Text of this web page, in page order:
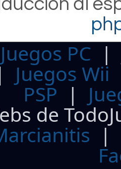
al
Juegos PC
Juegos Wii
PSP |
de
|